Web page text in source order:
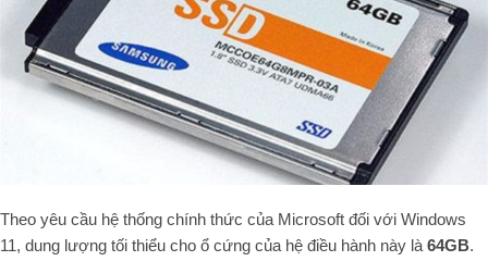
Theo yêu cầu hệ thống chính thức của Microsoft đối với Windows
11, dung lượng tối thiểu cho ổ cứng của hệ điều hành này là 64GB.